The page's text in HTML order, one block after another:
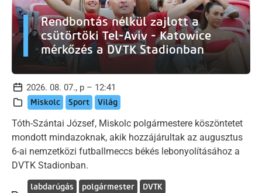
Rendbontás nélkül zajlott a
csütörtöki Tel-Aviv - Katowice
mérkőzés a DVTK Stadionban
2026. 08. 07., p – 12:41
Miskolc Sport Világ
Tóth-Szántai József, Miskolc polgármestere köszöntetet
mondott mindazoknak, akik hozzájárultak az augusztus
6-ai nemzetközi futballmeccs békés lebonyolításához a
DVTK Stadionban.
labdarúgás polgármester
DVTK